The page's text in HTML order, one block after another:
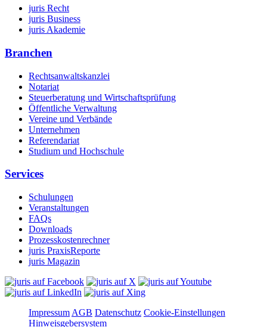
juris Recht
juris Business
juris Akademie
Branchen
Rechtsanwaltskanzlei
Notariat
Steuerberatung und Wirtschaftsprüfung
Öffentliche Verwaltung
Vereine und Verbände
Unternehmen
Referendariat
Studium und Hochschule
Services
Schulungen
Veranstaltungen
FAQs
Downloads
Prozesskostenrechner
juris PraxisReporte
juris Magazin
Impressum AGB Datenschutz Cookie-Einstellungen
Hinweisgebersystem